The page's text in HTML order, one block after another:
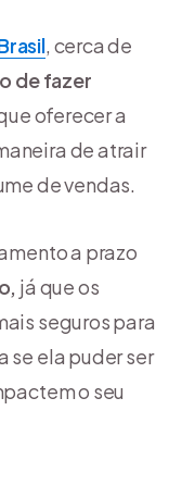
, cerca de
de fazer
oferecer a
de atrair
de vendas.
a prazo
já que os
seguros para
se ela puder ser
o seu